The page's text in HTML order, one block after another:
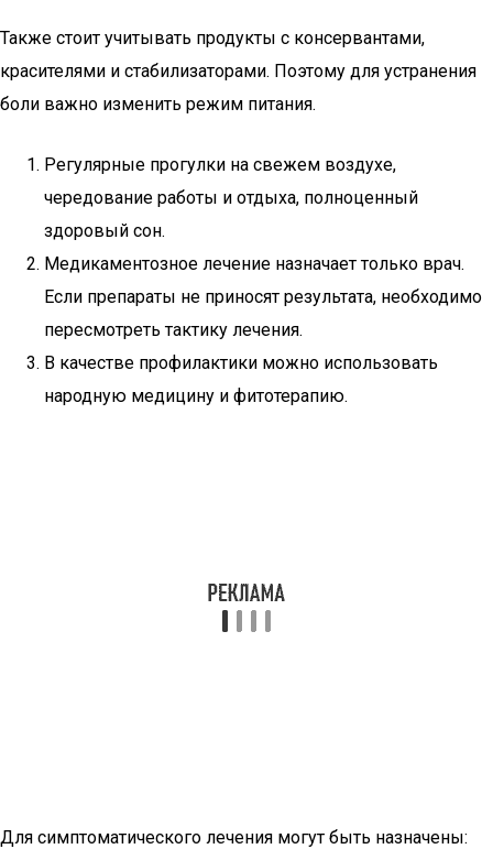
Также стоит учитывать продукты с консервантами,
красителями и стабилизаторами. Поэтому для устранения
боли важно изменить режим питания.
Регулярные прогулки на свежем воздухе,
чередование работы и отдыха, полноценный
здоровый сон.
Медикаментозное лечение назначает только врач.
Если препараты не приносят результата, необходимо
пересмотреть тактику лечения.
В качестве профилактики можно использовать
народную медицину и фитотерапию.
Для симптоматического лечения могут быть назначены: